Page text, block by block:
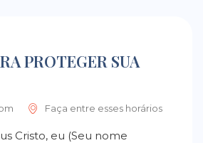
PROTEGER SUA
Faça entre esses horários
Cristo, eu (Seu nome